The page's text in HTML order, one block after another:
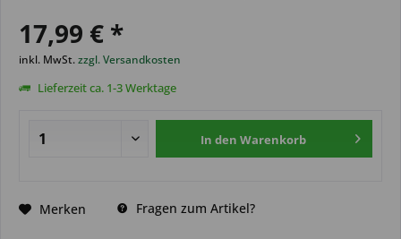
17,99 € *
inkl. MwSt.zzgl. Versandkosten
Lieferzeit ca. 1-3 Werktage
In den Warenkorb
Merken Fragen zum Artikel?